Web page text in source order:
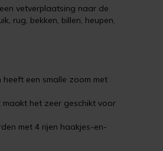
vetverplaatsing naar de
rug, bekken, billen, heupen,
een smalle zoom met
maakt het zeer geschikt voor
met 4 rijen haakjes-en-